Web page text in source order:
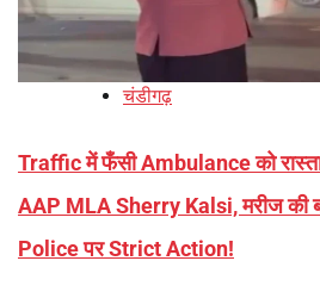
चंडीगढ़
Traffic में फँसी Ambulance को
AAP MLA Sherry Kalsi, मरीज की
Police पर Strict Action!